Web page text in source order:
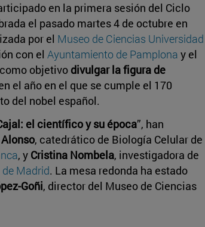
en la primera sesión del Ciclo
el pasado martes 4 de octubre en
por el Museo de Ciencias Universidad
con el Ayuntamiento de Pamplona y el
objetivo divulgar la figura de
el año en el que se cumple el 170
del nobel español.
el científico y su época”, han
, catedrático de Biología Celular de
, y Cristina Nombela, investigadora de
Madrid. La mesa redonda ha estado
Goñi, director del Museo de Ciencias